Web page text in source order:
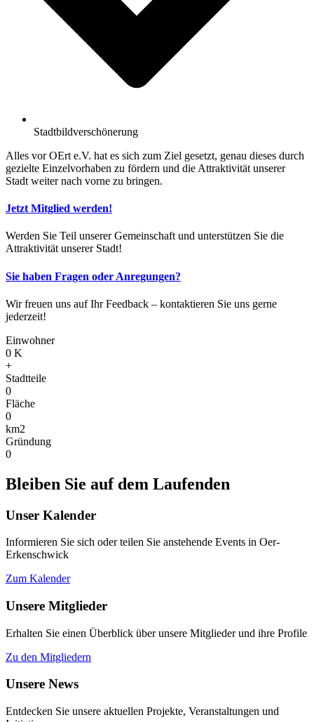
Stadtbildverschönerung
Alles vor OErt e.V. hat es sich zum Ziel gesetzt, genau dieses durch
gezielte Einzelvorhaben zu fördern und die Attraktivität unserer
Stadt weiter nach vorne zu bringen.
Jetzt Mitglied werden!
Werden Sie Teil unserer Gemeinschaft und unterstützen Sie die
Attraktivität unserer Stadt!
Sie haben Fragen oder Anregungen?
Wir freuen uns auf Ihr Feedback – kontaktieren Sie uns gerne
jederzeit!
Einwohner
0 K
+
Stadtteile
0
Fläche
0
km2
Gründung
0
Bleiben Sie auf dem Laufenden
Unser Kalender
Informieren Sie sich oder teilen Sie anstehende Events in Oer-
Erkenschwick
Zum Kalender
Unsere Mitglieder
Erhalten Sie einen Überblick über unsere Mitglieder und ihre Profile
Zu den Mitgliedern
Unsere News
Entdecken Sie unsere aktuellen Projekte, Veranstaltungen und